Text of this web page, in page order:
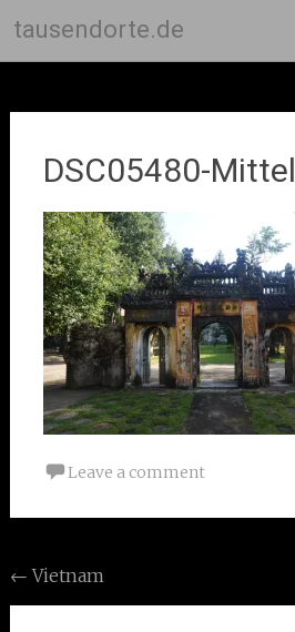
tausendorte.de
DSC05480-Mittel
Leave a comment
Post
navigation
← Vietnam